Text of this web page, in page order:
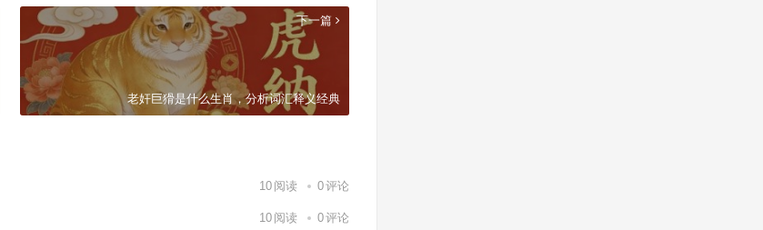
下一篇
老奸巨猾是什么生肖，分析词汇释义经典
10 阅读 0评论
10 阅读 0评论